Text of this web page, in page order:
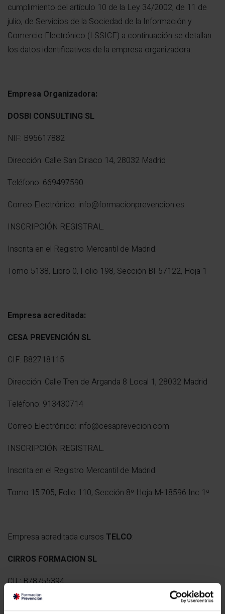
cumplimiento del artículo 10 de la Ley 34/2002, de 11 de
julio, de Servicios de la Sociedad de la Información y
Comercio Electrónico (LSSICE) a continuación se detallan
los datos identificativos de la empresa organizadora:
Empresa Organizadora:
DOSBI CONSULTING SL
NIF: B95617882
Dirección: Calle San Ciriaco 14, 28032 Madrid
Teléfono: 669497590
Correo Electrónico: info@formacionprevencion.es
INSCRIPCIÓN REGISTRAL.
Inscrita en el Registro Mercantil de Madrid:
Tomo 5138, Libro 0, Folio 198, Sección BI-57122, Hoja 1
Empresa acreditada:
CESA PREVENCIÓN SL
CIF: B82718115
Dirección: Calle Tren de Arganda 8 Local 1, 28032 Madrid
Teléfono: 913430714
Correo Electrónico: info@cesaprevecion.com
INSCRIPCIÓN REGISTRAL.
Inscrita en el Registro Mercantil de Madrid:
Tomo 15.705, Folio 110, Sección 8º Hoja M-18596 Inc 1ª
Empresa acreditada cursos TELCO:
CIRROS FORMACION SL
CIF: B78755394
Dirección: CALLE DEL ACERO 724, 28341 Valdemoro